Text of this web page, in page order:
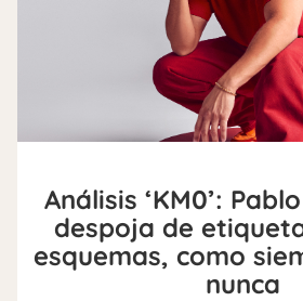
Análisis ‘KM0’:
despoja de
esquemas, como
nunca